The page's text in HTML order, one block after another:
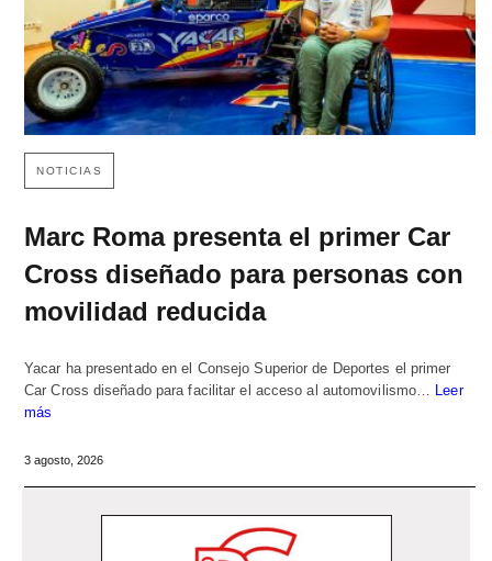
NOTICIAS
Marc Roma presenta el primer Car
Cross diseñado para personas con
movilidad reducida
Yacar ha presentado en el Consejo Superior de Deportes el primer
Car Cross diseñado para facilitar el acceso al automovilismo… Leer
más
3 agosto, 2026